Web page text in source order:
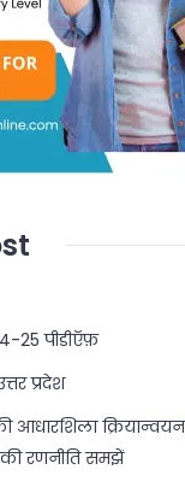
25 पीडीऍफ़
प्रदेश
क्रियान्वयन
रणनीति समझें